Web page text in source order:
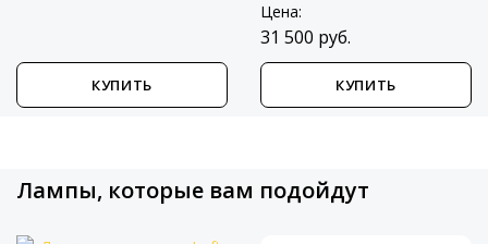
КУПИТЬ
Цена:
31 500 руб.
КУПИТЬ
Лампы, которые вам подойдут